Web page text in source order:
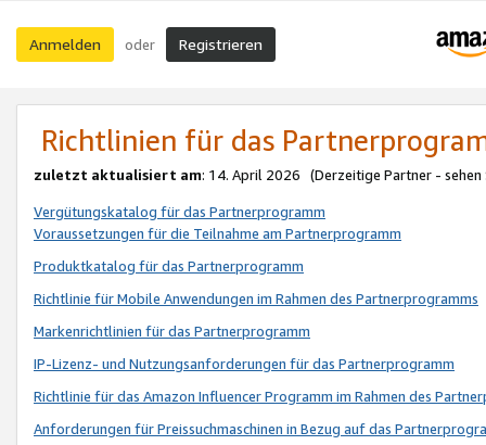
Anmelden oder Registrieren
Richtlinien für das
zuletzt aktualisiert am: 14. April 2026 (Derzeitige Partner - sehen
Vergütungskatalog für das Partnerprogramm
Voraussetzungen für die Teilnahme am Partnerprogramm
Produktkatalog für das Partnerprogramm
Richtlinie für Mobile Anwendungen im Rahmen des Partnerprogramms
Markenrichtlinien für das Partnerprogramm
IP-Lizenz- und Nutzungsanforderungen für das Partnerprogramm
Richtlinie für das Amazon Influencer Programm im Rahmen des
Anforderungen für Preissuchmaschinen in Bezug auf das